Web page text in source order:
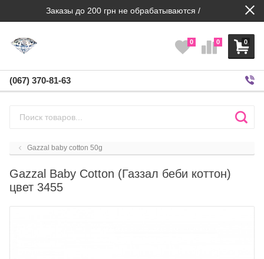
Заказы до 200 грн не обрабатываются /
0
0 0
(067) 370-81-63
Gazzal baby cotton 50g
Gazzal Baby Cotton (Газзал беби коттон)
цвет 3455